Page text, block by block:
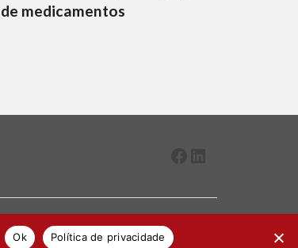
de medicamentos
Ok Política de privacidade